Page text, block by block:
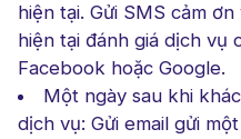
hiện tại. Gửi SMS cảm
hiện tại đánh giá dịch vụ
Facebook hoặc Google.
Một ngày sau khi
dịch vụ: Gửi email gửi